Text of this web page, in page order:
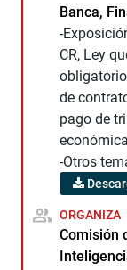
Banca,
-
CR, Ley
de
pago de
-Otros
ORGANIZA
Comisión